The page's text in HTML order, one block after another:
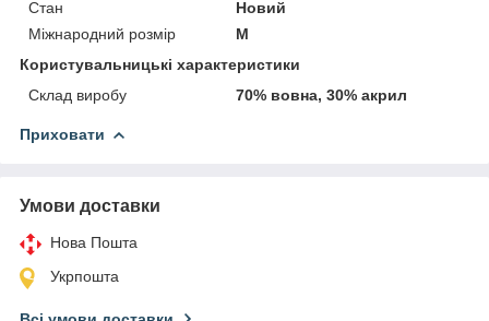
Стан
Новий
Міжнародний розмір
M
Користувальницькі характеристики
Склад виробу
70% вовна, 30% акрил
Приховати
Умови доставки
Нова Пошта
Укрпошта